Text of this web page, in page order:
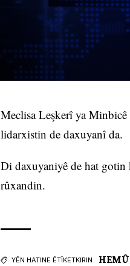
Meclisa Leşkerî ya
lidarxistin de daxuyanî da.
Di daxuyaniyê de hat gotin
rûxandin.
YÊN HATINE ÊTÎKETKIRIN HEMÛ